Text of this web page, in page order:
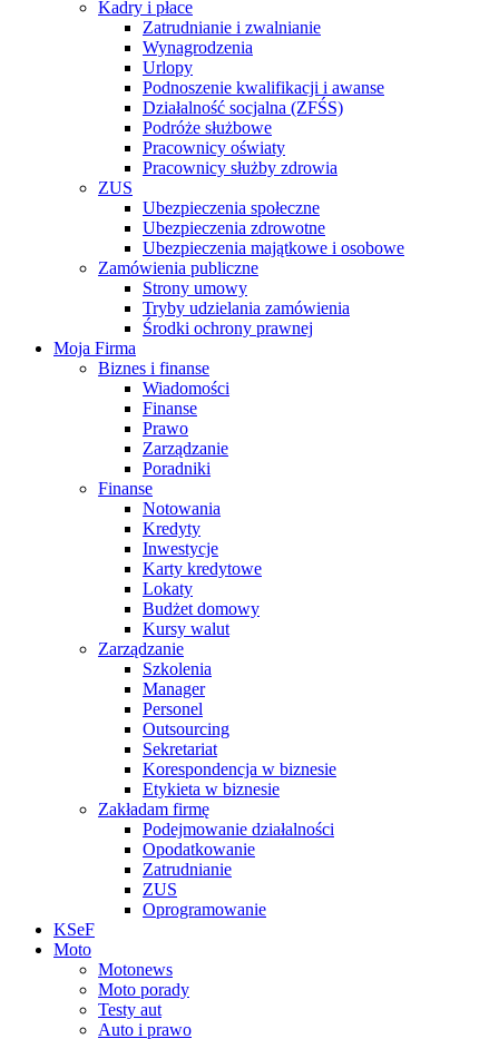
Kadry i płace
Zatrudnianie i zwalnianie
Wynagrodzenia
Urlopy
Podnoszenie kwalifikacji i awanse
Działalność socjalna (ZFŚS)
Podróże służbowe
Pracownicy oświaty
Pracownicy służby zdrowia
ZUS
Ubezpieczenia społeczne
Ubezpieczenia zdrowotne
Ubezpieczenia majątkowe i osobowe
Zamówienia publiczne
Strony umowy
Tryby udzielania zamówienia
Środki ochrony prawnej
Moja Firma
Biznes i finanse
Wiadomości
Finanse
Prawo
Zarządzanie
Poradniki
Finanse
Notowania
Kredyty
Inwestycje
Karty kredytowe
Lokaty
Budżet domowy
Kursy walut
Zarządzanie
Szkolenia
Manager
Personel
Outsourcing
Sekretariat
Korespondencja w biznesie
Etykieta w biznesie
Zakładam firmę
Podejmowanie działalności
Opodatkowanie
Zatrudnianie
ZUS
Oprogramowanie
KSeF
Moto
Motonews
Moto porady
Testy aut
Auto i prawo